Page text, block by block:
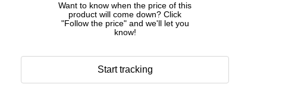
Want to know when the price of this
product will come down? Click
"Follow the price" and we'll let you
know!
Start tracking